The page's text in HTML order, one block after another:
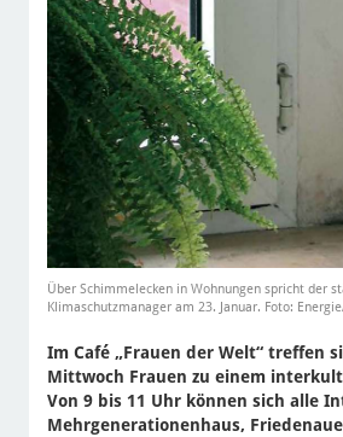
Über Schimmelecken in Wohnungen spricht der
Klimaschutzmanager am 23. Januar. Foto:
Im Café „Frauen der Welt“ treffen
Mittwoch Frauen zu einem
Von 9 bis 11 Uhr können sich alle
Mehrgenerationenhaus,